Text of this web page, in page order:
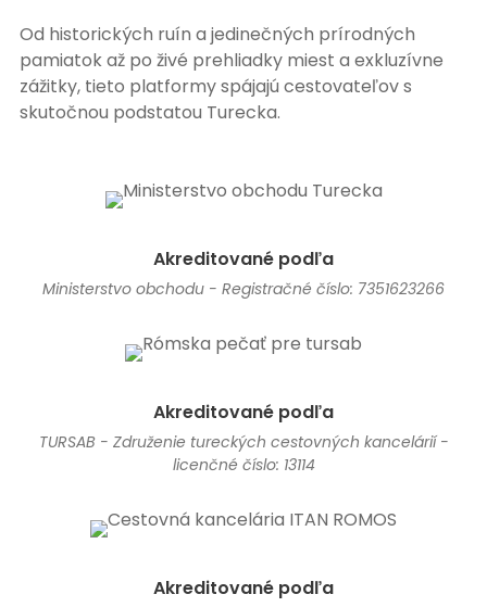
Od historických ruín a jedinečných prírodných
pamiatok až po živé prehliadky miest a exkluzívne
zážitky, tieto platformy spájajú cestovateľov s
skutočnou podstatou Turecka.
Akreditované podľa
Ministerstvo obchodu - Registračné číslo: 7351623266
Akreditované podľa
TURSAB - Združenie tureckých cestovných kancelárií -
licenčné číslo: 13114
Akreditované podľa